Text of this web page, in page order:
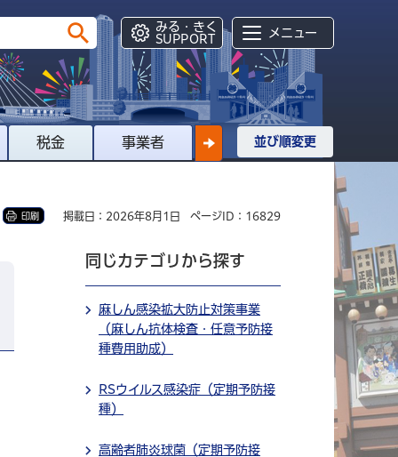
みる・きく
SUPPORT
メニュー
税金 事業者 並び順変更
印刷 掲載日：2026年8月1日 ページID：16829
同じカテゴリから探す
麻しん感染拡大防止対策事業
（麻しん抗体検査・任意予防接
種費用助成）
RSウイルス感染症（定期予防接
種）
高齢者肺炎球菌（定期予防接